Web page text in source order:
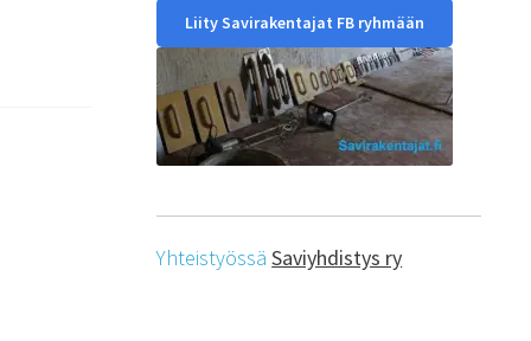
Liity Savirakentajat FB ryhmään
YhteistyössäSaviyhdistys ry